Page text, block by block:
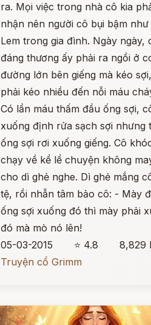
ra. Mọi việc trong nhà cô kia
nhận nên người cô bụi bậm như
Lem trong gia đình. Ngày ngày,
đáng thương ấy phải ra ngồi ở
đường lớn bên giếng mà kéo
phải kéo nhiều đến nỗi máu
Có lần máu thấm đầu ống sợi,
xuống định rửa sạch sợi nhưng
ống sợi rơi xuống giếng. Cô
chạy về kể lể chuyện không
cho dì ghẻ nghe. Dì ghẻ mắng
tệ, rồi nhẫn tâm bảo cô: - Mày
ống sợi xuống đó thì mày phải
đó mà mò nó lên!
05-03-2015
⭐ 4.8
8,829
Truyện cổ Grimm